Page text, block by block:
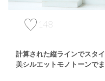
148
計算された縦ラインでスタ
美シルエットモノトーンで